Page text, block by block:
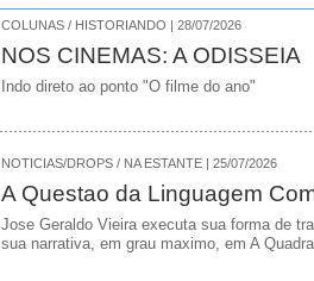
COLUNAS / HISTORIANDO | 28/07/2026
NOS CINEMAS: A ODISSEIA
Indo direto ao ponto "O filme do ano"
NOTICIAS/DROPS / NA ESTANTE | 25/07/2026
A Questao da Linguagem
Jose Geraldo Vieira executa sua forma de
sua narrativa, em grau maximo, em A